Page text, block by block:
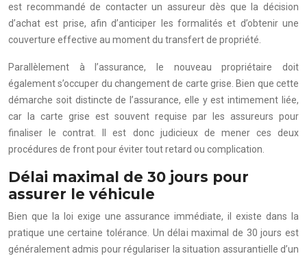
est recommandé de contacter un assureur dès que la décision
d’achat est prise, afin d’anticiper les formalités et d’obtenir une
couverture effective au moment du transfert de propriété.
Parallèlement à l’assurance, le nouveau propriétaire doit
également s’occuper du changement de carte grise. Bien que cette
démarche soit distincte de l’assurance, elle y est intimement liée,
car la carte grise est souvent requise par les assureurs pour
finaliser le contrat. Il est donc judicieux de mener ces deux
procédures de front pour éviter tout retard ou complication.
Délai maximal de 30 jours pour
assurer le véhicule
Bien que la loi exige une assurance immédiate, il existe dans la
pratique une certaine tolérance. Un délai maximal de 30 jours est
généralement admis pour régulariser la situation assurantielle d’un